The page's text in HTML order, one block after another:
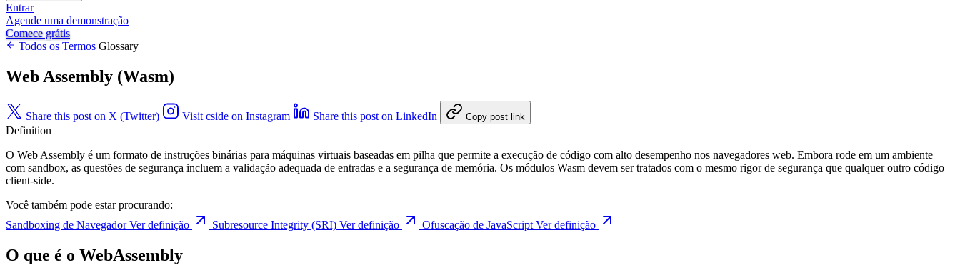
Entrar
Agende uma demonstração
Comece grátis
Todos os Termos Glossary
Web Assembly (Wasm)
Share this post on X (Twitter) Visit cside on Instagram Share this post on LinkedIn Copy post link
Definition
O Web Assembly é um formato de instruções binárias para máquinas virtuais baseadas em pilha que permite a execução de código com alto desempenho nos navegadores web. Embora rode em um ambiente
com sandbox, as questões de segurança incluem a validação adequada de entradas e a segurança de memória. Os módulos Wasm devem ser tratados com o mesmo rigor de segurança que qualquer outro código
client-side.
Você também pode estar procurando:
Sandboxing de NavegadorVer definição Subresource Integrity (SRI) Ver definição Ofuscação de JavaScript Ver definição
O que é o WebAssembly